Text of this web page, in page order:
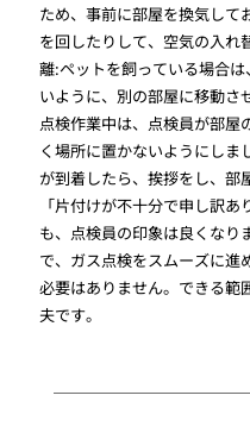
ため、事前に部屋を換気して
を回したりして、空気の入れ
離:ペットを飼っている場合
いように、別の部屋に移動さ
点検作業中は、点検員が部屋
く場所に置かないようにしま
が到着したら、挨拶をし、部
「片付けが不十分で申し訳
も、点検員の印象は良くなり
で、ガス点検をスムーズに進
必要はありません。できる範
夫です。